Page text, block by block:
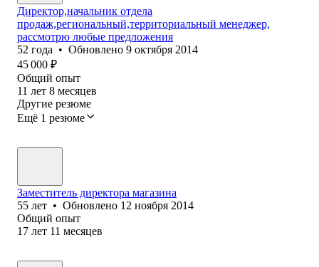
Директор,начальник отдела
продаж,региональный,территориальный менеджер,
рассмотрю любые предложения
52 года • Обновлено 9 октября 2014
45 000 ₽
Общий опыт
11 лет 8 месяцев
Другие резюме
Ещё 1 резюме
Заместитель директора магазина
55 лет • Обновлено 12 ноября 2014
Общий опыт
17 лет 11 месяцев